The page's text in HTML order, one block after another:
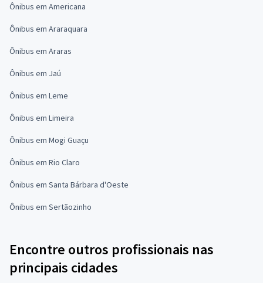
Ônibus em Americana
Ônibus em Araraquara
Ônibus em Araras
Ônibus em Jaú
Ônibus em Leme
Ônibus em Limeira
Ônibus em Mogi Guaçu
Ônibus em Rio Claro
Ônibus em Santa Bárbara d'Oeste
Ônibus em Sertãozinho
Encontre outros profissionais nas
principais cidades